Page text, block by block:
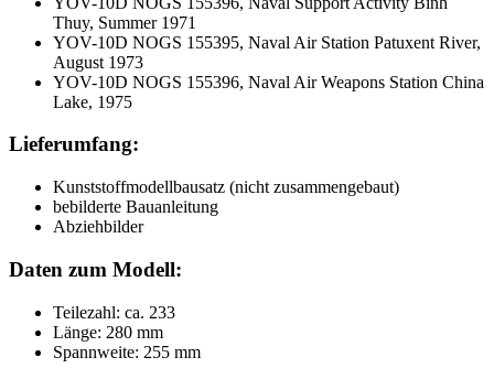
Thuy, Summer 1971
YOV-10D NOGS 155395, Naval Air Station Patuxent River,
August 1973
YOV-10D NOGS 155396, Naval Air Weapons Station China
Lake, 1975
Lieferumfang:
Kunststoffmodellbausatz (nicht zusammengebaut)
bebilderte Bauanleitung
Abziehbilder
Daten zum Modell:
Teilezahl: ca. 233
Länge: 280 mm
Spannweite: 255 mm